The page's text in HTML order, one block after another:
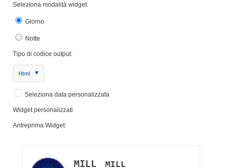
Seleziona modalità widget:
Giorno
Notte
Tipo di codice output:
Html
Seleziona data personalizzata
Widget personalizzati
Antreprima Widget: